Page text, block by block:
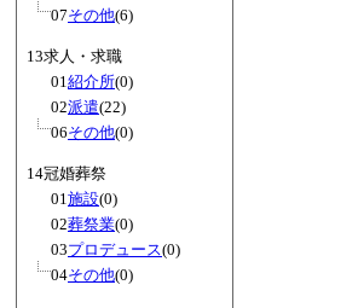
07その他(6)
13求人・求職
01 紹介所(0)
02派遣(22)
06その他(0)
14冠婚葬祭
01 施設(0)
02葬祭業(0)
03プロデュース(0)
04その他(0)